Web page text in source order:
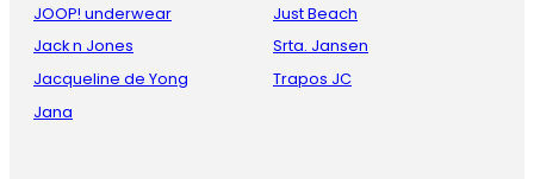
JOOP! underwear
Jack n Jones
Jacqueline de Yong
Jana
Just Beach
Srta. Jansen
Trapos JC